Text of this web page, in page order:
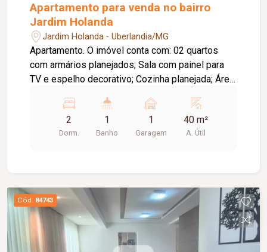
Apartamento para venda no bairro
Jardim Holanda
Jardim Holanda - Uberlandia/MG
Apartamento. O imóvel conta com: 02 quartos
com armários planejados; Sala com painel para
TV e espelho decorativo; Cozinha planejada; Área
pia em cerâmica e armário planejado; 01 vaga de
garagem coberta; O condomínio oferece: Portaria
24 horas; Piscina; Área de lazer; Diferenciais:
qualidade de vida.
2
Dorm.
1
Banho
1
Garagem
40 m²
A. Útil
Cód. 84743